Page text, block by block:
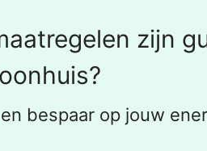
zijn
bespaar op jouw